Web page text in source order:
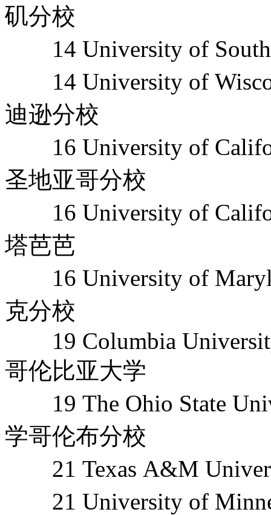
矶分校
14 University of
14 University of
迪逊分校
16 University of
圣地亚哥分校
16 University of
塔芭芭
16 University of
克分校
19 Columbia
哥伦比亚大学
19 The Ohio State
学哥伦布分校
21 Texas A&M
21 University of